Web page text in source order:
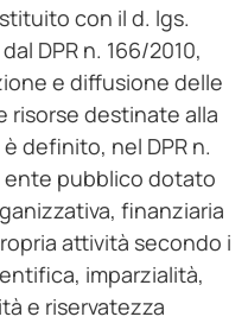
con il d. lgs.
DPR n. 166/2010,
e diffusione delle
risorse destinate alla
definito, nel DPR n.
ente pubblico dotato
finanziaria
attività secondo i
imparzialità,
e riservatezza